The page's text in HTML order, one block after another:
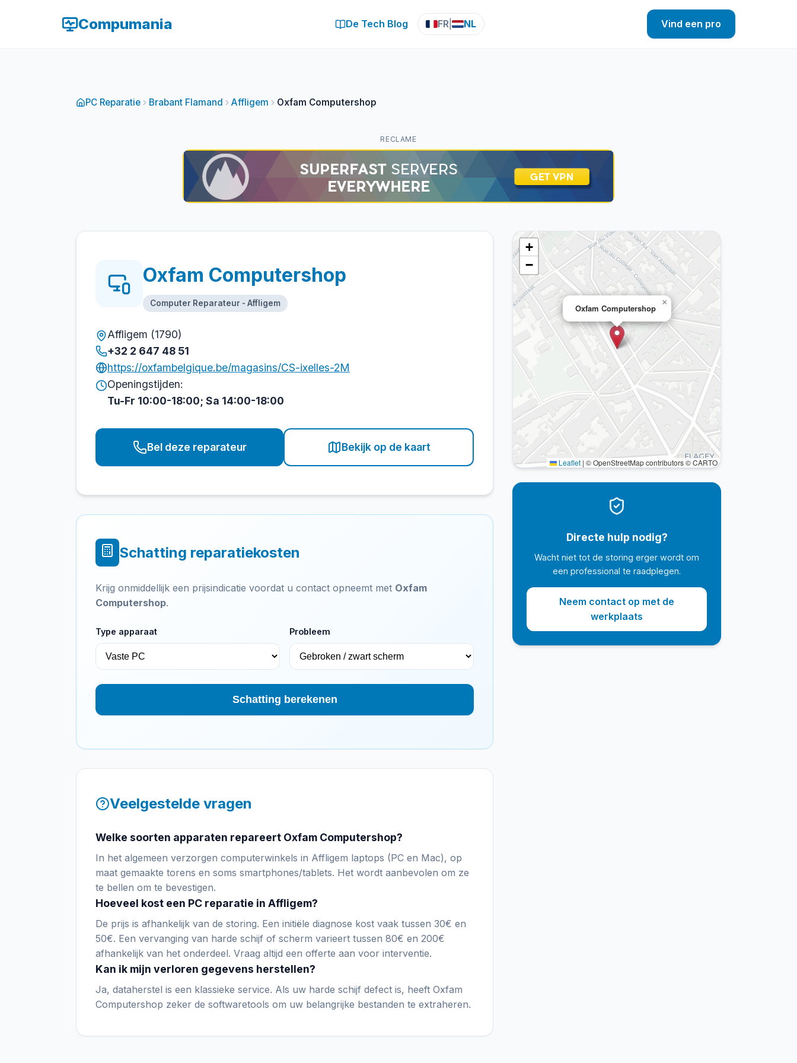
Compumania De Tech Blog FR NL Vind een pro
PC Reparatie Brabant Flamand Affligem Oxfam Computershop
RECLAME
Oxfam Computershop
Computer Reparateur - Affligem
Affligem (1790)
+32 2 647 48 51
https://oxfambelgique.be/magasins/CS-ixelles-2M
Openingstijden:
Tu-Fr 10:00-18:00; Sa 14:00-18:00
Bel deze reparateur Bekijk op de kaart
Schatting reparatiekosten
Krijg onmiddellijk een prijsindicatie voordat u contact opneemt met Oxfam
Computershop.
Type apparaat Probleem
Schatting berekenen
Veelgestelde vragen
Welke soorten apparaten repareert Oxfam Computershop?
In het algemeen verzorgen computerwinkels in Affligem laptops (PC en Mac), op
maat gemaakte torens en soms smartphones/tablets. Het wordt aanbevolen om ze
te bellen om te bevestigen.
Hoeveel kost een PC reparatie in Affligem?
De prijs is afhankelijk van de storing. Een initiële diagnose kost vaak tussen 30€ en
50€. Een vervanging van harde schijf of scherm varieert tussen 80€ en 200€
afhankelijk van het onderdeel. Vraag altijd een offerte aan voor interventie.
Kan ik mijn verloren gegevens herstellen?
Ja, dataherstel is een klassieke service. Als uw harde schijf defect is, heeft Oxfam
Computershop zeker de softwaretools om uw belangrijke bestanden te extraheren.
Oxfam Computershop
×
+
−
Leaflet | © OpenStreetMap contributors © CARTO
Directe hulp nodig?
Wacht niet tot de storing erger wordt om
een professional te raadplegen.
Neem contact op met de
werkplaats